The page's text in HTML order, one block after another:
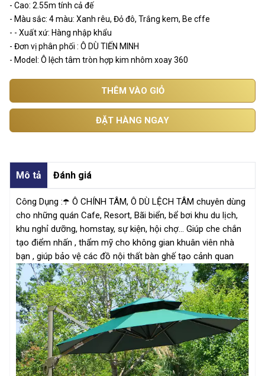
- Cao: 2.55m tính cả đế
- Màu sắc: 4 màu: Xanh rêu, Đỏ đô, Trắng kem, Be cffe
- - Xuất xứ: Hàng nhập khẩu
- Đơn vị phân phối : Ô DÙ TIẾN MINH
- Model: Ô lệch tâm tròn hợp kim nhôm xoay 360
THÊM VÀO GIỎ
ĐẶT HÀNG NGAY
Mô tả Đánh giá
Công Dụng :☂️ Ô CHÍNH TÂM, Ô DÙ LỆCH TÂM chuyên dùng
cho những quán Cafe, Resort, Bãi biển, bể bơi khu du lịch,
khu nghỉ dưỡng, homstay, sự kiện, hội chợ... Giúp che chắn
tạo điểm nhấn , thẩm mỹ cho không gian khuân viên nhà
bạn , giúp bảo vệ các đồ nội thất bàn ghế tạo cảnh quan